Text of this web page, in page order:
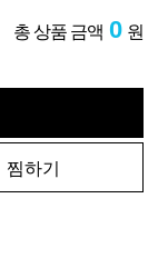
총 상품 금액 0 원
찜하기